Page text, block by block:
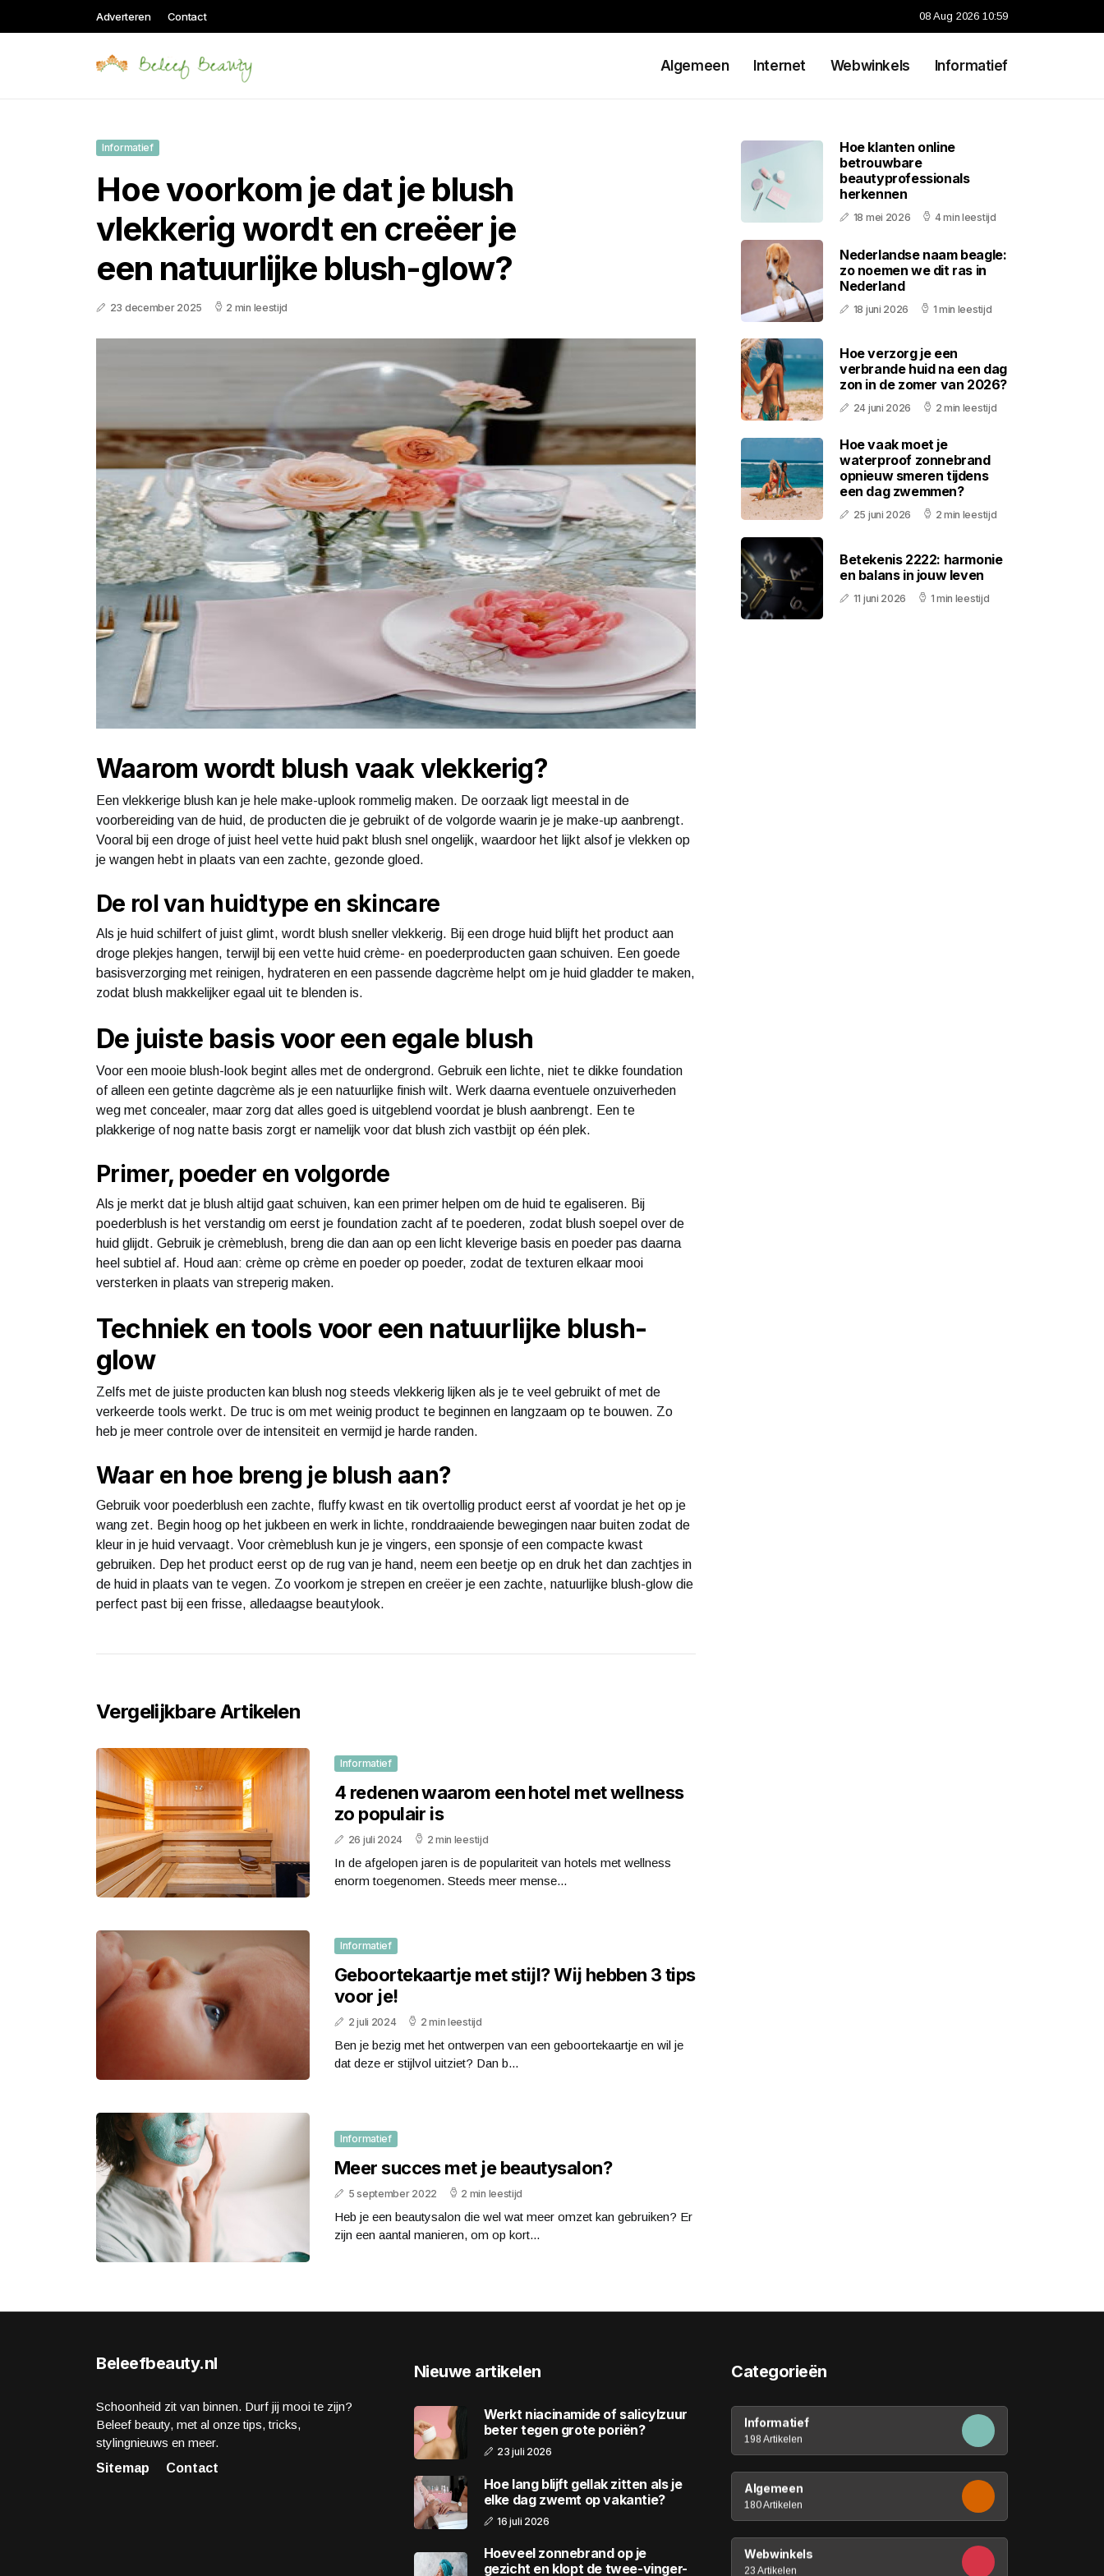
Adverteren Contact 08 Aug 2026 10:59
Algemeen Internet Webwinkels Informatief
Informatief
Hoe voorkom je dat je blush
vlekkerig wordt en creëer je
een natuurlijke blush-glow?
23 december 2025 2 min leestijd
Waarom wordt blush vaak vlekkerig?
Een vlekkerige blush kan je hele make-uplook rommelig maken. De oorzaak ligt meestal in de
voorbereiding van de huid, de producten die je gebruikt of de volgorde waarin je je make-up aanbrengt.
Vooral bij een droge of juist heel vette huid pakt blush snel ongelijk, waardoor het lijkt alsof je vlekken op
je wangen hebt in plaats van een zachte, gezonde gloed.
De rol van huidtype en skincare
Als je huid schilfert of juist glimt, wordt blush sneller vlekkerig. Bij een droge huid blijft het product aan
droge plekjes hangen, terwijl bij een vette huid crème- en poederproducten gaan schuiven. Een goede
basisverzorging met reinigen, hydrateren en een passende dagcrème helpt om je huid gladder te maken,
zodat blush makkelijker egaal uit te blenden is.
De juiste basis voor een egale blush
Voor een mooie blush-look begint alles met de ondergrond. Gebruik een lichte, niet te dikke foundation
of alleen een getinte dagcrème als je een natuurlijke finish wilt. Werk daarna eventuele onzuiverheden
weg met concealer, maar zorg dat alles goed is uitgeblend voordat je blush aanbrengt. Een te
plakkerige of nog natte basis zorgt er namelijk voor dat blush zich vastbijt op één plek.
Primer, poeder en volgorde
Als je merkt dat je blush altijd gaat schuiven, kan een primer helpen om de huid te egaliseren. Bij
poederblush is het verstandig om eerst je foundation zacht af te poederen, zodat blush soepel over de
huid glijdt. Gebruik je crèmeblush, breng die dan aan op een licht kleverige basis en poeder pas daarna
heel subtiel af. Houd aan: crème op crème en poeder op poeder, zodat de texturen elkaar mooi
versterken in plaats van streperig maken.
Techniek en tools voor een natuurlijke blush-
glow
Zelfs met de juiste producten kan blush nog steeds vlekkerig lijken als je te veel gebruikt of met de
verkeerde tools werkt. De truc is om met weinig product te beginnen en langzaam op te bouwen. Zo
heb je meer controle over de intensiteit en vermijd je harde randen.
Waar en hoe breng je blush aan?
Gebruik voor poederblush een zachte, fluffy kwast en tik overtollig product eerst af voordat je het op je
wang zet. Begin hoog op het jukbeen en werk in lichte, ronddraaiende bewegingen naar buiten zodat de
kleur in je huid vervaagt. Voor crèmeblush kun je je vingers, een sponsje of een compacte kwast
gebruiken. Dep het product eerst op de rug van je hand, neem een beetje op en druk het dan zachtjes in
de huid in plaats van te vegen. Zo voorkom je strepen en creëer je een zachte, natuurlijke blush-glow die
perfect past bij een frisse, alledaagse beautylook.
Vergelijkbare Artikelen
Informatief
4 redenen waarom een hotel met wellness
zo populair is
26 juli 2024 2 min leestijd
In de afgelopen jaren is de populariteit van hotels met wellness
enorm toegenomen. Steeds meer mense...
Informatief
Geboortekaartje met stijl? Wij hebben 3 tips
voor je!
2 juli 2024 2 min leestijd
Ben je bezig met het ontwerpen van een geboortekaartje en wil je
dat deze er stijlvol uitziet? Dan b...
Informatief
Meer succes met je beautysalon?
5 september 2022 2 min leestijd
Heb je een beautysalon die wel wat meer omzet kan gebruiken? Er
zijn een aantal manieren, om op kort...
Hoe klanten online
betrouwbare
beautyprofessionals
herkennen
18 mei 2026 4 min leestijd
Nederlandse naam beagle:
zo noemen we dit ras in
Nederland
18 juni 2026 1 min leestijd
Hoe verzorg je een
verbrande huid na een dag
zon in de zomer van 2026?
24 juni 2026 2 min leestijd
Hoe vaak moet je
waterproof zonnebrand
opnieuw smeren tijdens
een dag zwemmen?
25 juni 2026 2 min leestijd
Betekenis 2222: harmonie
en balans in jouw leven
11 juni 2026 1 min leestijd
Beleefbeauty.nl
Schoonheid zit van binnen. Durf jij mooi te zijn?
Beleef beauty, met al onze tips, tricks,
stylingnieuws en meer.
Sitemap
Contact
Nieuwe artikelen
Werkt niacinamide of salicylzuur
beter tegen grote poriën?
23 juli 2026
Hoe lang blijft gellak zitten als je
elke dag zwemt op vakantie?
16 juli 2026
Hoeveel zonnebrand op je
gezicht en klopt de twee-vinger-
Categorieën
Informatief
198 Artikelen
Algemeen
180 Artikelen
Webwinkels
23 Artikelen